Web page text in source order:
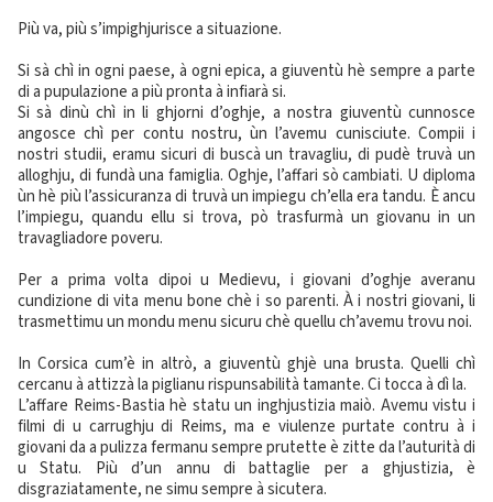
Più va, più s’impighjurisce a situazione.
Si sà chì in ogni paese, à ogni epica, a giuventù hè sempre a parte
di a pupulazione a più pronta à infiarà si.
Si sà dinù chì in li ghjorni d’oghje, a nostra giuventù cunnosce
angosce chì per contu nostru, ùn l’avemu cunisciute. Compii i
nostri studii, eramu sicuri di buscà un travagliu, di pudè truvà un
alloghju, di fundà una famiglia. Oghje, l’affari sò cambiati. U diploma
ùn hè più l’assicuranza di truvà un impiegu ch’ella era tandu. È ancu
l’impiegu, quandu ellu si trova, pò trasfurmà un giovanu in un
travagliadore poveru.
Per a prima volta dipoi u Medievu, i giovani d’oghje averanu
cundizione di vita menu bone chè i so parenti. À i nostri giovani, li
trasmettimu un mondu menu sicuru chè quellu ch’avemu trovu noi.
In Corsica cum’è in altrò, a giuventù ghjè una brusta. Quelli chì
cercanu à attizzà la piglianu rispunsabilità tamante. Ci tocca à dì la.
L’affare Reims-Bastia hè statu un inghjustizia maiò. Avemu vistu i
filmi di u carrughju di Reims, ma e viulenze purtate contru à i
giovani da a pulizza fermanu sempre prutette è zitte da l’auturità di
u Statu. Più d’un annu di battaglie per a ghjustizia, è
disgraziatamente, ne simu sempre à sicutera.